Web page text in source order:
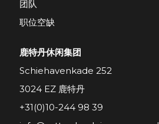
团队
职位空缺
鹿特丹休闲集团
Schiehavenkade 252
3024 EZ 鹿特丹
+31(0)10-244 98 39